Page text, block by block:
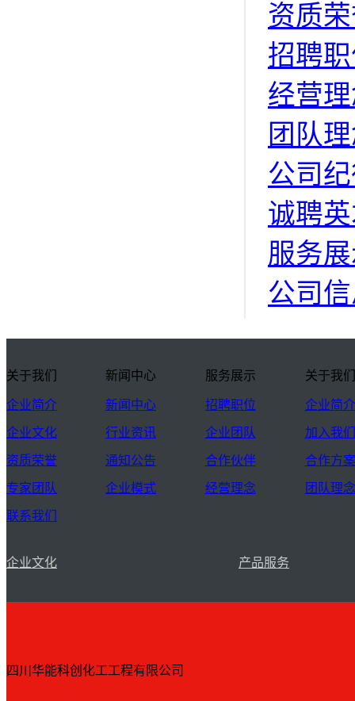
资质
招聘
经营
团队
公司
诚聘
服务
公司
关于我们
企业简介
企业文化
资质荣誉
专家团队
联系我们
新闻中心
新闻中心
行业资讯
通知公告
企业模式
服务展示
招聘职位
企业团队
合作伙伴
经营理念
关于我们
企业简介
加入我们
合作方案
团队理念
企业文化 产品服务
四川华能科创化工工程有限公司